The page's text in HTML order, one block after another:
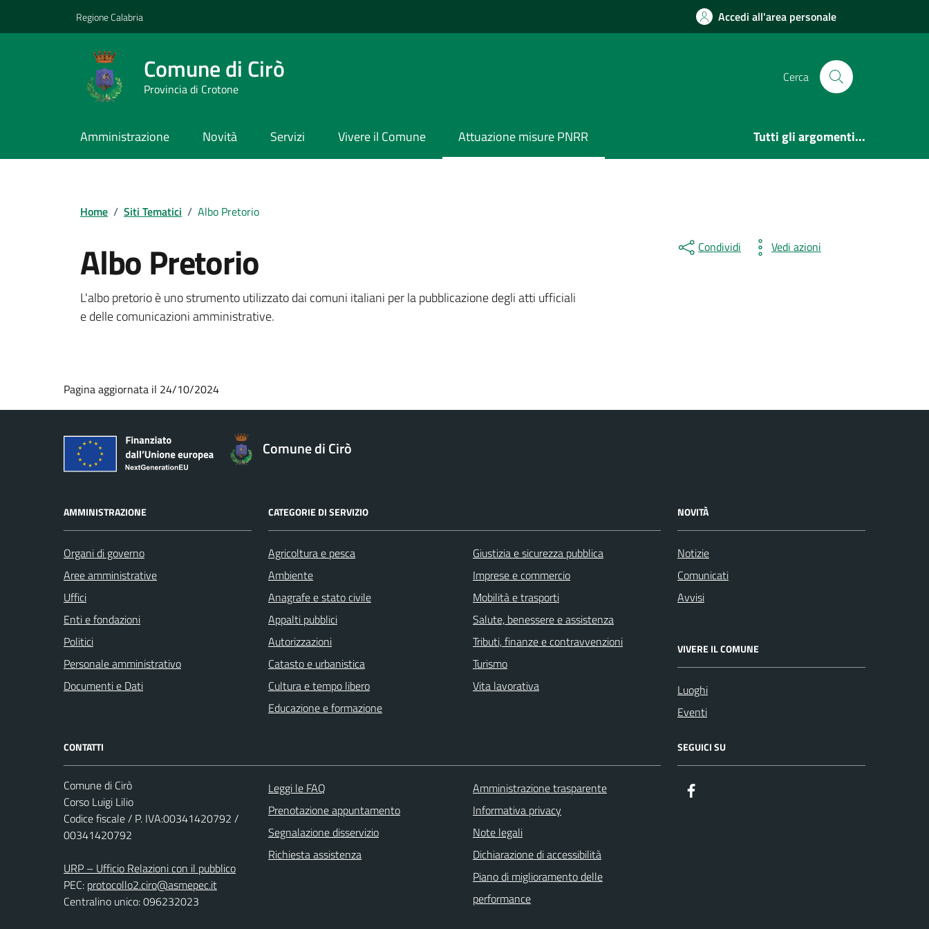
Regione Calabria Accedi all'area personale
Comune di Cirò
Provincia di Crotone
Cerca
Amministrazione Novità Servizi Vivere il Comune Attuazione misure PNRR Tutti gli argomenti...
Home / Siti Tematici / Albo Pretorio
Albo Pretorio
L'albo pretorio è uno strumento utilizzato dai comuni italiani per la pubblicazione degli atti ufficiali
e delle comunicazioni amministrative.
Condividi Vedi azioni
Pagina aggiornata il 24/10/2024
Comune di Cirò
AMMINISTRAZIONE
Organi di governo
Aree amministrative
Uffici
Enti e fondazioni
Politici
Personale amministrativo
Documenti e Dati
CATEGORIE DI SERVIZIO
Agricoltura e pesca
Ambiente
Anagrafe e stato civile
Appalti pubblici
Autorizzazioni
Catasto e urbanistica
Cultura e tempo libero
Educazione e formazione
Giustizia e sicurezza pubblica
Imprese e commercio
Mobilità e trasporti
Salute, benessere e assistenza
Tributi, finanze e contravvenzioni
Turismo
Vita lavorativa
NOVITÀ
Notizie
Comunicati
Avvisi
VIVERE IL COMUNE
Luoghi
Eventi
CONTATTI
Comune di Cirò
Corso Luigi Lilio
Codice fiscale / P. IVA:00341420792 /
00341420792
URP – Ufficio Relazioni con il pubblico
PEC: protocollo2.ciro@asmepec.it
Centralino unico: 096232023
Leggi le FAQ
Prenotazione appuntamento
Segnalazione disservizio
Richiesta assistenza
Amministrazione trasparente
Informativa privacy
Note legali
Dichiarazione di accessibilità
Piano di miglioramento delle
performance
SEGUICI SU